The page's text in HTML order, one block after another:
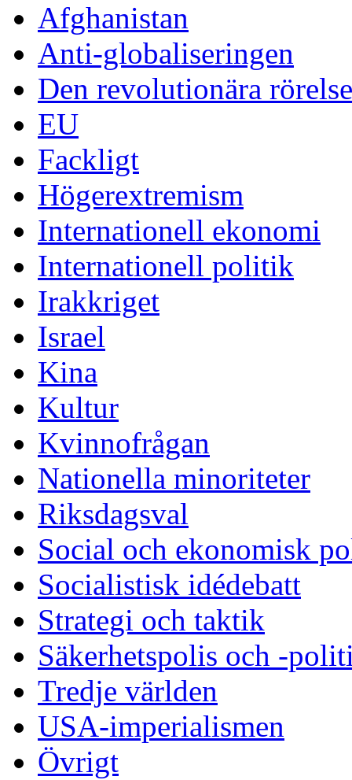
Afghanistan
Anti-globaliseringen
Den revolutionära
EU
Fackligt
Högerextremism
Internationell ekonomi
Internationell politik
Irakkriget
Israel
Kina
Kultur
Kvinnofrågan
Nationella minoriteter
Riksdagsval
Social och ekonomisk
Socialistisk idédebatt
Strategi och taktik
Säkerhetspolis och -
Tredje världen
USA-imperialismen
Övrigt